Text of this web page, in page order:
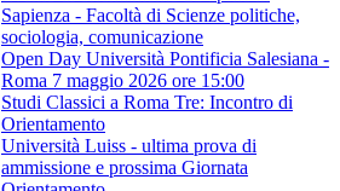
Sapienza - Facoltà di Scienze politiche,
sociologia, comunicazione
Open Day Università Pontificia Salesiana -
Roma 7 maggio 2026 ore 15:00
Studi Classici a Roma Tre: Incontro di
Orientamento
Università Luiss - ultima prova di
ammissione e prossima Giornata